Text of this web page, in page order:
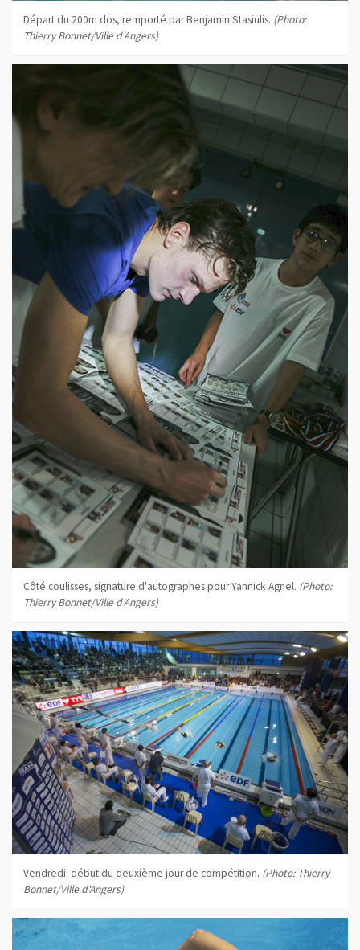
Départ du 200m dos, remporté par Benjamin Stasiulis. (Photo:
Thierry Bonnet/Ville d'Angers)
Côté coulisses, signature d'autographes pour Yannick Agnel. (Photo:
Thierry Bonnet/Ville d'Angers)
Vendredi: début du deuxième jour de compétition. (Photo: Thierry
Bonnet/Ville d'Angers)